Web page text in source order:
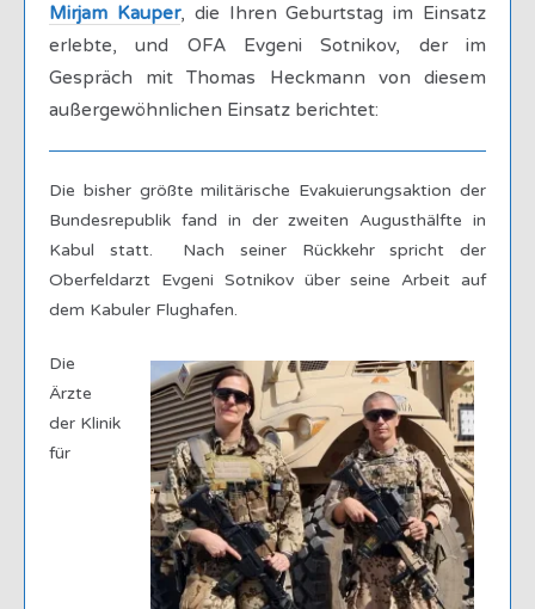
Mirjam Kauper, die Ihren Geburtstag im Einsatz
erlebte, und OFA Evgeni Sotnikov, der im
Gespräch mit Thomas Heckmann von diesem
außergewöhnlichen Einsatz berichtet:
Die bisher größte militärische Evakuierungsaktion der
Bundesrepublik fand in der zweiten Augusthälfte in
Kabul statt. Nach seiner Rückkehr spricht der
Oberfeldarzt Evgeni Sotnikov über seine Arbeit auf
dem Kabuler Flughafen.
Die
Ärzte
der Klinik
für